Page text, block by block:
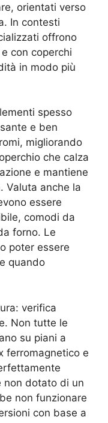
orientati verso
In contesti
offrono
con coperchi
in modo più
spesso
e ben
migliorando
che calza
e mantiene
Valuta anche la
essere
comodi da
forno. Le
poter essere
quando
verifica
Non tutte le
su piani a
ferromagnetico e
non dotato di un
non funzionare
con base a